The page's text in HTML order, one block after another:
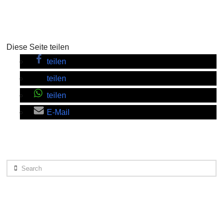
Diese Seite teilen
teilen
teilen
teilen
E-Mail
Search